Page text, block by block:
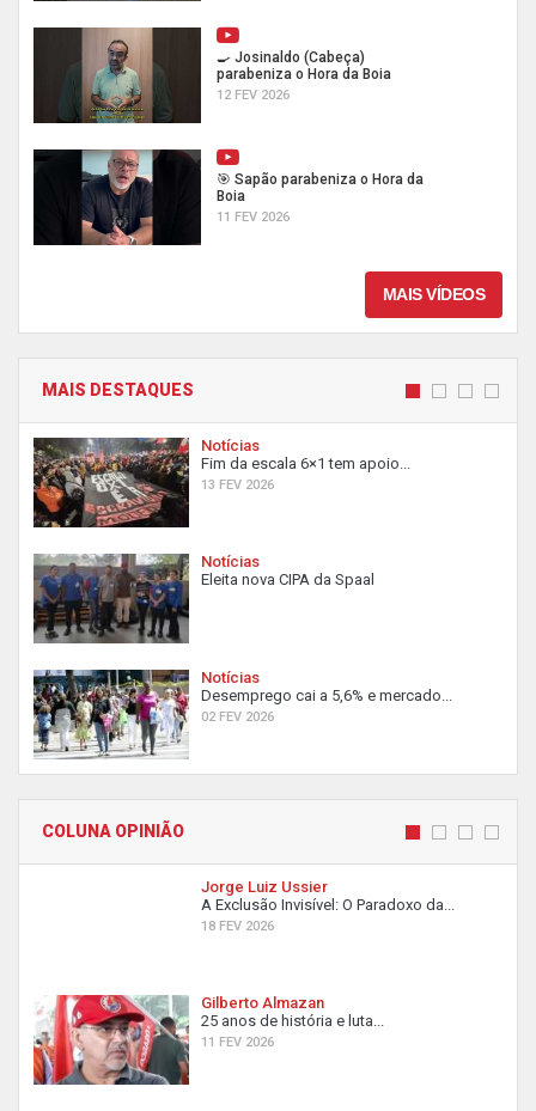
🍳 Josinaldo (Cabeça)
parabeniza o Hora da Boia
12 FEV 2026
🎯 Sapão parabeniza o Hora da
Boia
11 FEV 2026
MAIS VÍDEOS
MAIS DESTAQUES
Notícias
Fim da escala 6×1 tem apoio...
13 FEV 2026
Notícias
Eleita nova CIPA da Spaal
Notícias
Desemprego cai a 5,6% e mercado...
02 FEV 2026
COLUNA OPINIÃO
Jorge Luiz Ussier
A Exclusão Invisível: O Paradoxo da...
18 FEV 2026
Gilberto Almazan
25 anos de história e luta...
11 FEV 2026